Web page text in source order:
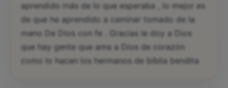
aprendido más de lo que esperaba , lo mejor es
de que he aprendido a caminar tomado de la
mano De Dios con fe . Gracias le doy a Dios
que hay gente que ama a Dios de corazón
como lo hacen los hermanos de biblia bendita